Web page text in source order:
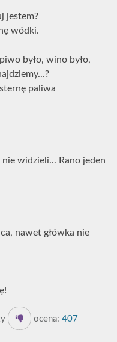
jestem?
wódki.
było, wino było,
paliwa
widzieli... Rano jeden
nawet główka nie
ocena: 407